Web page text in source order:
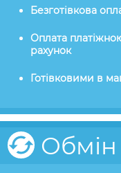
Безготівкова
Оплата
рахунок
Готівковими в
Обмін